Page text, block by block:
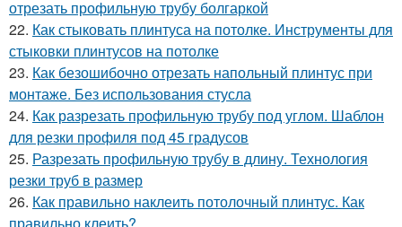
отрезать профильную трубу болгаркой
22. Как стыковать плинтуса на потолке. Инструменты для
стыковки плинтусов на потолке
23. Как безошибочно отрезать напольный плинтус при
монтаже. Без использования стусла
24. Как разрезать профильную трубу под углом. Шаблон
для резки профиля под 45 градусов
25. Разрезать профильную трубу в длину. Технология
резки труб в размер
26. Как правильно наклеить потолочный плинтус. Как